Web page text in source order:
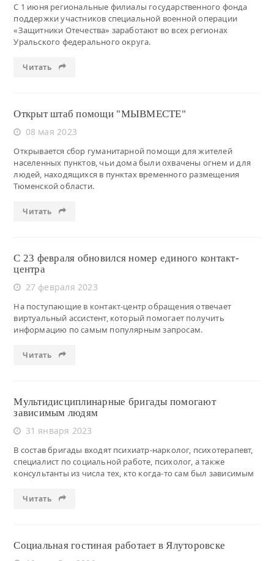
С 1 июня региональные филиалы государственного фонда
поддержки участников специальной военной операции
«Защитники Отечества» заработают во всех регионах
Уральского федерального округа.
Читать
Открыт штаб помощи "МЫВМЕСТЕ"
08 мая 2023
Открывается сбор гуманитарной помощи для жителей
населенных пунктов, чьи дома были охвачены огнем и для
людей, находящихся в пунктах временного размещения
Тюменской области.
Читать
С 23 февраля обновился номер единого контакт-
центра
27 февраля 2023
На поступающие в контакт-центр обращения отвечает
виртуальный ассистент, который помогает получить
информацию по самым популярным запросам.
Читать
Мультидисциплинарные бригады помогают
зависимым людям
31 января 2023
В состав бригады входят психиатр-нарколог, психотерапевт,
специалист по социальной работе, психолог, а также
консультанты из числа тех, кто когда-то сам был зависимым
Читать
Социальная гостиная работает в Ялуторовске